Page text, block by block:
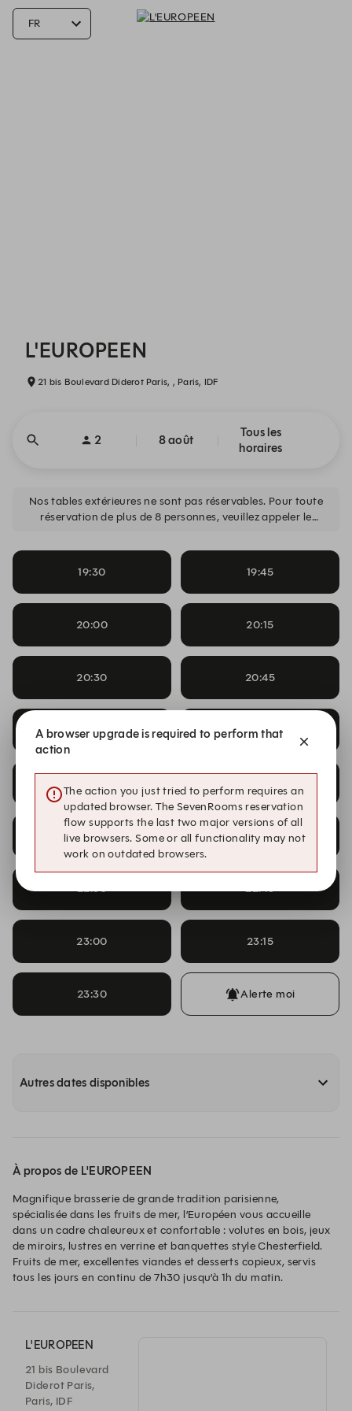
L'EUROPEEN
21 bis Boulevard Diderot Paris, , Paris, IDF
2 8 août
Tous les
horaires
Nos tables extérieures ne sont pas réservables. Pour toute
réservation de plus de 8 personnes, veuillez appeler le
19:30 19:45
20:00 20:15
20:30 20:45
21:00 21:15
22:00 22:15
22:30 22:45
23:00 23:15
23:30 Alerte moi
Autres dates disponibles
À propos de L'EUROPEEN
Magnifique brasserie de grande tradition parisienne,
spécialisée dans les fruits de mer, l’Européen vous accueille
dans un cadre chaleureux et confortable : volutes en bois, jeux
de miroirs, lustres en verrine et banquettes style Chesterfield.
Fruits de mer, excellentes viandes et desserts copieux, servis
tous les jours en continu de 7h30 jusqu’à 1h du matin.
L'EUROPEEN
21 bis Boulevard
Diderot Paris,
Paris, IDF
A browser upgrade is required to perform that
action
The action you just tried to perform requires an
updated browser. The SevenRooms reservation
flow supports the last two major versions of all
live browsers. Some or all functionality may not
work on outdated browsers.